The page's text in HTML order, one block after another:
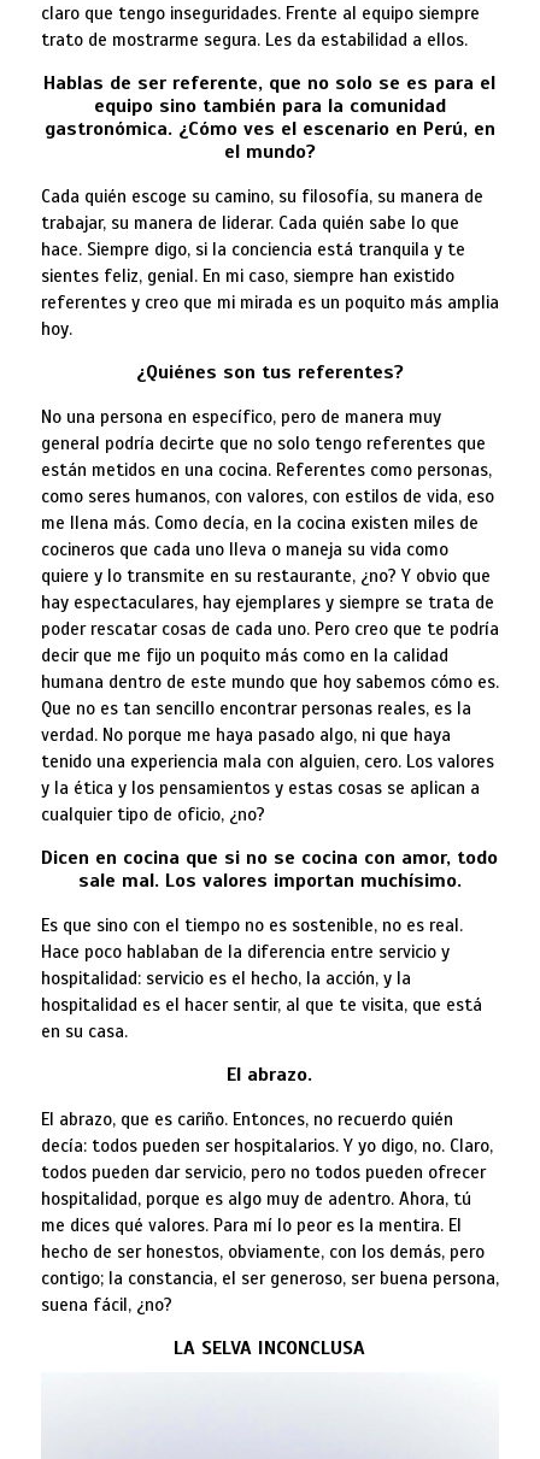
claro que tengo inseguridades. Frente al equipo siempre
trato de mostrarme segura. Les da estabilidad a ellos.
Hablas de ser referente, que no solo se es para el
equipo sino también para la comunidad
gastronómica. ¿Cómo ves el escenario en Perú, en
el mundo?
Cada quién escoge su camino, su filosofía, su manera de
trabajar, su manera de liderar. Cada quién sabe lo que
hace. Siempre digo, si la conciencia está tranquila y te
sientes feliz, genial. En mi caso, siempre han existido
referentes y creo que mi mirada es un poquito más amplia
hoy.
¿Quiénes son tus referentes?
No una persona en específico, pero de manera muy
general podría decirte que no solo tengo referentes que
están metidos en una cocina. Referentes como personas,
como seres humanos, con valores, con estilos de vida, eso
me llena más. Como decía, en la cocina existen miles de
cocineros que cada uno lleva o maneja su vida como
quiere y lo transmite en su restaurante, ¿no? Y obvio que
hay espectaculares, hay ejemplares y siempre se trata de
poder rescatar cosas de cada uno. Pero creo que te podría
decir que me fijo un poquito más como en la calidad
humana dentro de este mundo que hoy sabemos cómo es.
Que no es tan sencillo encontrar personas reales, es la
verdad. No porque me haya pasado algo, ni que haya
tenido una experiencia mala con alguien, cero. Los valores
y la ética y los pensamientos y estas cosas se aplican a
cualquier tipo de oficio, ¿no?
Dicen en cocina que si no se cocina con amor, todo
sale mal. Los valores importan muchísimo.
Es que sino con el tiempo no es sostenible, no es real.
Hace poco hablaban de la diferencia entre servicio y
hospitalidad: servicio es el hecho, la acción, y la
hospitalidad es el hacer sentir, al que te visita, que está
en su casa.
El abrazo.
El abrazo, que es cariño. Entonces, no recuerdo quién
decía: todos pueden ser hospitalarios. Y yo digo, no. Claro,
todos pueden dar servicio, pero no todos pueden ofrecer
hospitalidad, porque es algo muy de adentro. Ahora, tú
me dices qué valores. Para mí lo peor es la mentira. El
hecho de ser honestos, obviamente, con los demás, pero
contigo; la constancia, el ser generoso, ser buena persona,
suena fácil, ¿no?
LA SELVA INCONCLUSA